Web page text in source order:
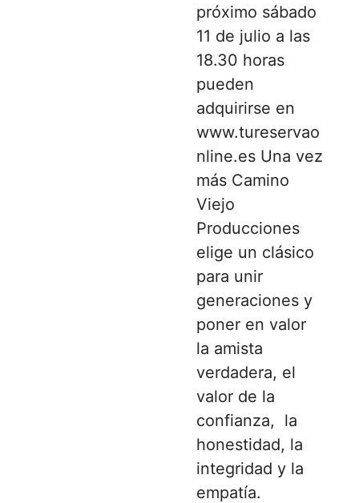
próximo sábado
11 de julio a las
18.30 horas
pueden
adquirirse en
www.tureservao
nline.es Una vez
más Camino
Viejo
Producciones
elige un clásico
para unir
generaciones y
poner en valor
la amista
verdadera, el
valor de la
confianza, la
honestidad, la
integridad y la
empatía.